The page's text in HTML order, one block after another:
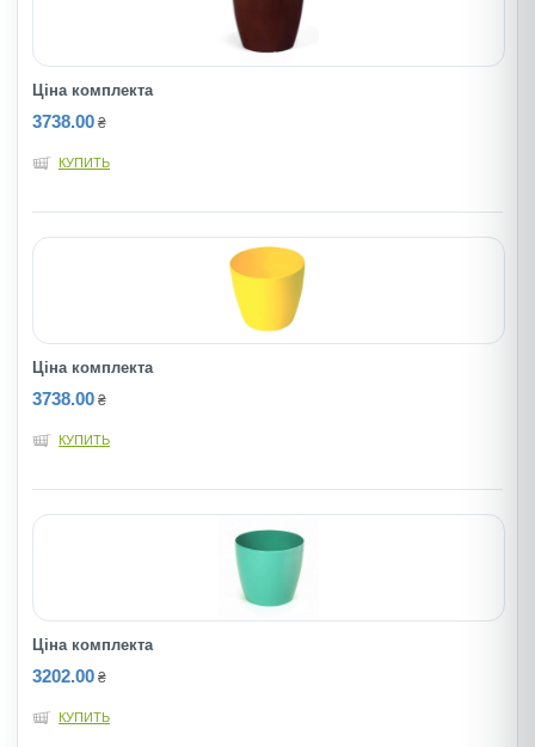
Ціна комплекта
3738.00 ₴
КУПИТЬ
Ціна комплекта
3738.00 ₴
КУПИТЬ
Ціна комплекта
3202.00 ₴
КУПИТЬ